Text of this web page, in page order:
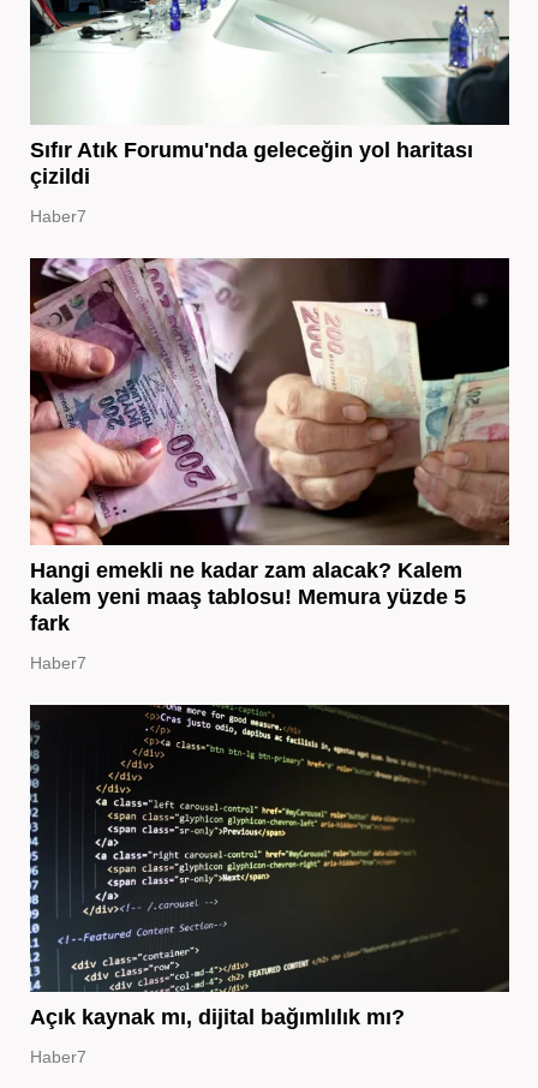
Sıfır Atık Forumu'nda geleceğin yol haritası
çizildi
Haber7
Hangi emekli ne kadar zam alacak? Kalem
kalem yeni maaş tablosu! Memura yüzde 5
fark
Haber7
Açık kaynak mı, dijital bağımlılık mı?
Haber7